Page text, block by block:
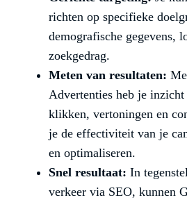
richten op specifieke
demografische gegevens,
zoekgedrag.
Meten van resultaten:
Advertenties heb je
klikken, vertoningen en
je de effectiviteit van je
en optimaliseren.
Snel resultaat: In
verkeer via SEO, kunnen